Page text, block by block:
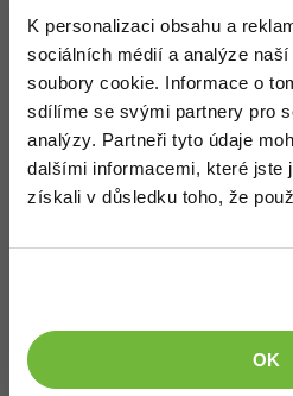
K personalizaci obsahu a
sociálních médií a analýze
soubory cookie. Informace o
sdílíme se svými partnery pro
analýzy. Partneři tyto údaje
dalšími informacemi, které jste
získali v důsledku toho, že
OK
jinak teda obsahově nic
spíše
nacpat
ale pokusím se to
Nahoru Odpovědět
:
Šlo by to udělat přes SVG ale
jinou stránku nějak překreslilo
A ten font bys tam mohl dát i